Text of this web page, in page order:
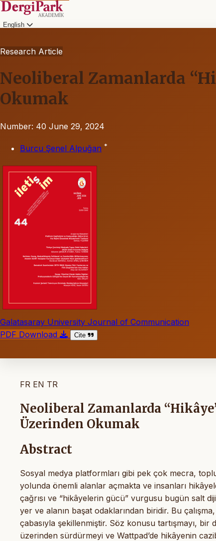
English
Research Article
Neoliberal Zamanlarda
Okumak
Number: 40 June 29, 2024
Burcu Şenel Alpuğan *
Galatasaray University Journal of Communication
PDF Download
Cite
FR EN TR
Neoliberal Zamanlarda
Üzerinden Okumak
Abstract
Sosyal medya platformları gibi pek çok mecra,
yolunda önemli alanlar açmakta ve insanları
çağrısı ve “hikâyelerin gücü” vurgusu bugün salt
yer ve alanın başat odaklarından biridir. Bu
çabasıyla şekillenmiştir. Söz konusu tartışmayı,
üzerinden sürdürmeyi ve Wattpad’de hikâyenin